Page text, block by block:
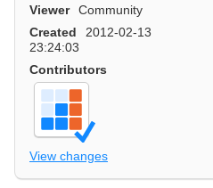
Viewer
Community
Created
2012-02-13
23:24:03
Contributors
View changes